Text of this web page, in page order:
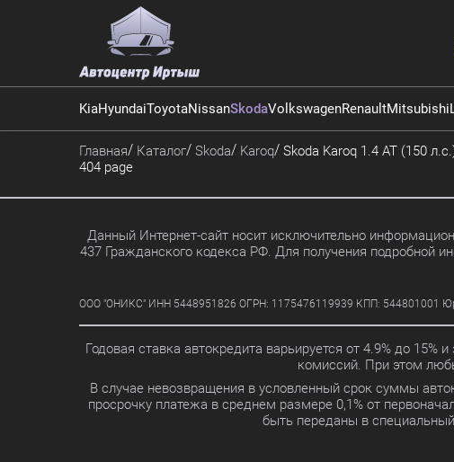
KiaHyundaiToyotaNissanSkodaVolkswagenRenaultMitsubishi
Главная Каталог Skoda Karoq Skoda Karoq 1.4 AT (150
404 page
Данный Интернет-сайт носит исключительно
437 Гражданского кодекса РФ. Для получения подробной
ООО "ОНИКС" ИНН 5448951826 ОГРН: 1175476119939 КПП: 544801001
Годовая ставка автокредита варьируется от 4.9% до
комиссий. При этом
В случае невозвращения в условленный срок суммы
просрочку платежа в среднем размере 0,1% от
быть переданы в